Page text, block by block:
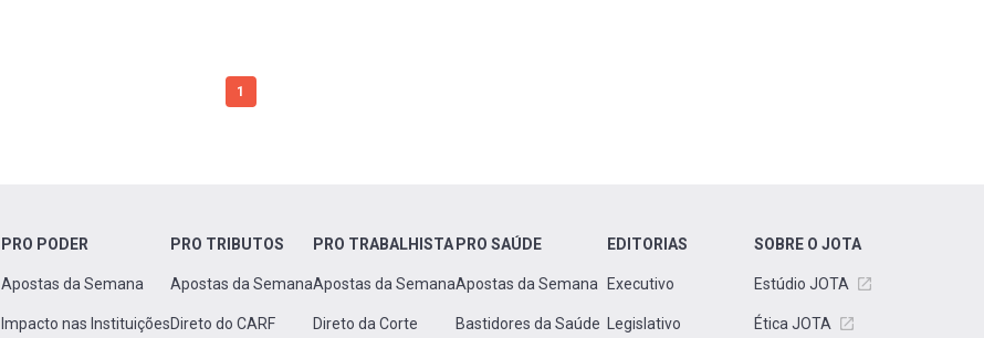
1
PRO PODER
Apostas da Semana
Impacto nas Instituições
PRO TRIBUTOS
Apostas da Semana
Direto do CARF
PRO TRABALHISTA
Apostas da Semana
Direto da Corte
PRO SAÚDE
Apostas da Semana
Bastidores da Saúde
EDITORIAS
Executivo
Legislativo
SOBRE O JOTA
Estúdio JOTA
Ética JOTA